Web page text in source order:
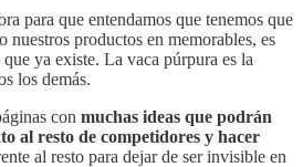
para que entendamos que tenemos que
nuestros productos en memorables, es
ya existe. La vaca púrpura es la
los demás.
con muchas ideas que podrán
al resto de competidores y hacer
al resto para dejar de ser invisible en